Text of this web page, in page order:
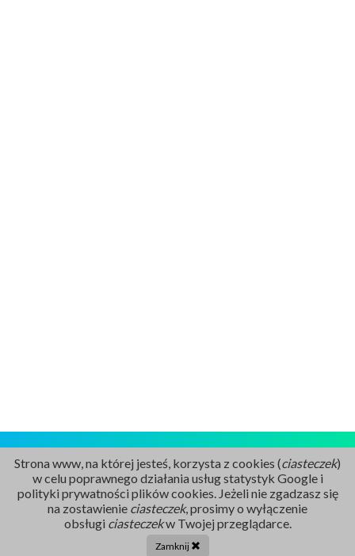
Rejestracja
Strona www, na której jesteś, korzysta z cookies (ciasteczek)
w celu poprawnego działania usług statystyk Google i
polityki prywatności plików cookies. Jeżeli nie zgadzasz się
na zostawienie ciasteczek, prosimy o wyłączenie
obsługi ciasteczekw Twojej przeglądarce.
Zamknij